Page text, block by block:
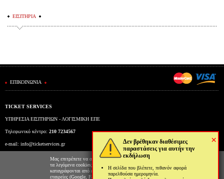
×
Δεν βρέθηκαν διαθέσιμες
παραστάσεις για αυτήν την
εκδήλωση
Η σελίδα που βλέπετε, πιθανόν αφορά
παρελθούσα ημερομηνία.
ΕΙΣΙΤΗΡΙΑ
ΕΠΙΚΟΙΝΩΝΙΑ
TICKET SERVICES
ΥΠΗΡΕΣΙΑ ΕΙΣΙΤΗΡΙΩΝ - ΛΟΓΙΣΜΙΚΗ ΕΠΕ
Τηλεφωνικό κέντρο: 210 7234567
e-mail: info@ticketservices.gr
Εκδοτήριο: Πανεπιστημίου 39 (Στοά Πεσμαζόγλου), Αθήνα
Ώρες λειτουργίας εκδοτηρίου: Δευ-Παρ: 9πμ-5μμ
Μας επιτρέπετε να αποθηκεύουμε στον φυλλομετρητή σας
τα λεγόμενα cookies; Με αυτόν τον τρόπο θα
καταγράφονται από εμάς και τρίτες συνεργαζόμενες
εταιρείες (Google, Facebook κτλ) στοιχεία επισκεψιμότητας